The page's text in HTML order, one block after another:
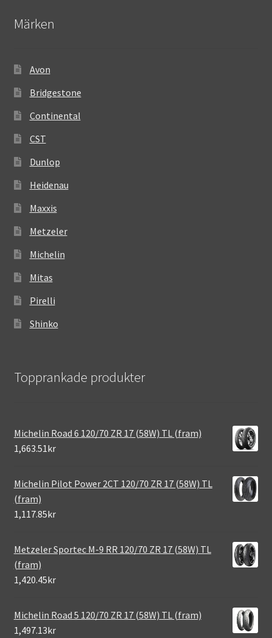
Märken
Avon
Bridgestone
Continental
CST
Dunlop
Heidenau
Maxxis
Metzeler
Michelin
Mitas
Pirelli
Shinko
Topprankade produkter
Michelin Road 6 120/70 ZR 17 (58W) TL (fram)
1,663.51kr
Michelin Pilot Power 2CT 120/70 ZR 17 (58W) TL
(fram)
1,117.85kr
Metzeler Sportec M-9 RR 120/70 ZR 17 (58W) TL
(fram)
1,420.45kr
Michelin Road 5 120/70 ZR 17 (58W) TL (fram)
1,497.13kr